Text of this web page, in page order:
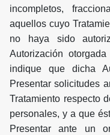
incompletos,
aquellos cuyo
no haya sido
Autorización
indique que dicha
Presentar solicitudes
Tratamiento respecto
personales, y a que
Presentar ante un